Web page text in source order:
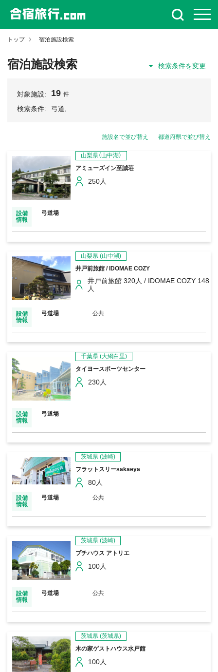
トップ 宿泊施設検索
宿泊施設検索 検索条件を変更
対象施設: 19 件
検索条件: 弓道,
施設名で並び替え 都道府県で並び替え
山梨県（山中湖）
アミューズイン至誠荘
250人
設備
情報
弓道場
山梨県 (山中湖)
井戸前旅館 / IDOMAE COZY
井戸前旅館 320人 / IDOMAE COZY 148
人
設備
情報
弓道場 公共
千葉県 (大網白里)
タイヨースポーツセンター
230人
設備
情報
弓道場
茨城県 (波崎)
フラットスリーsakaeya
80人
設備
情報
弓道場 公共
茨城県 (波崎)
プチハウス アトリエ
100人
設備
情報
弓道場 公共
茨城県 (茨城県)
木の家ゲストハウス水戸館
100人